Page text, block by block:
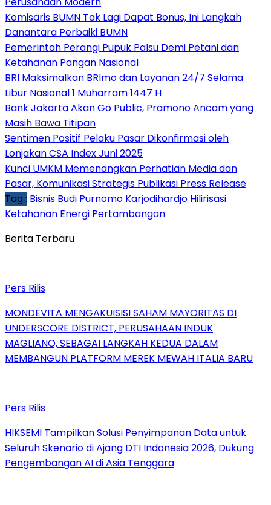
Komisaris BUMN Tak Lagi Dapat Bonus, Ini Langkah
Danantara Perbaiki BUMN
Pemerintah Perangi Pupuk Palsu Demi Petani dan
Ketahanan Pangan Nasional
BRI Maksimalkan BRImo dan Layanan 24/7 Selama
Libur Nasional 1 Muharram 1447 H
Bank Jakarta Akan Go Public, Pramono Ancam yang
Masih Bawa Titipan
Sentimen Positif Pelaku Pasar Dikonfirmasi oleh
Lonjakan CSA Index Juni 2025
Kunci UMKM Memenangkan Perhatian Media dan
Pasar, Komunikasi Strategis Publikasi Press Release
Tag : Bisnis Budi Purnomo Karjodihardjo Hilirisasi
Ketahanan Energi Pertambangan
Berita Terbaru
Pers Rilis
MONDEVITA MENGAKUISISI SAHAM MAYORITAS DI
UNDERSCORE DISTRICT, PERUSAHAAN INDUK
MAGLIANO, SEBAGAI LANGKAH KEDUA DALAM
MEMBANGUN PLATFORM MEREK MEWAH ITALIA BARU
Pers Rilis
HIKSEMI Tampilkan Solusi Penyimpanan Data untuk
Seluruh Skenario di Ajang DTI Indonesia 2026, Dukung
Pengembangan AI di Asia Tenggara